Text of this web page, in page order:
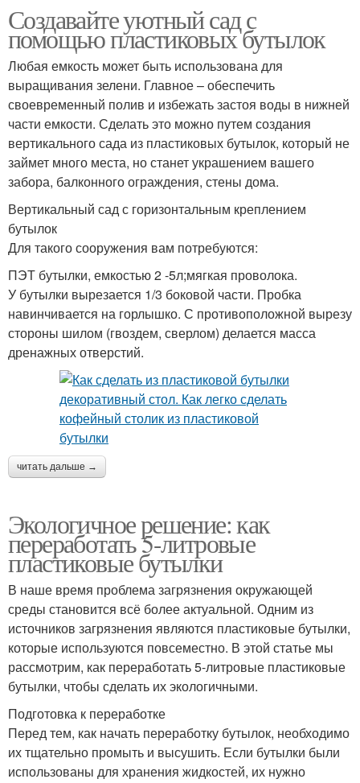
Создавайте уютный сад с
помощью пластиковых бутылок
Любая емкость может быть использована для
выращивания зелени. Главное – обеспечить
своевременный полив и избежать застоя воды в нижней
части емкости. Сделать это можно путем создания
вертикального сада из пластиковых бутылок, который не
займет много места, но станет украшением вашего
забора, балконного ограждения, стены дома.
Вертикальный сад с горизонтальным креплением
бутылок
Для такого сооружения вам потребуются:
ПЭТ бутылки, емкостью 2 -5л;мягкая проволока.
У бутылки вырезается 1/3 боковой части. Пробка
навинчивается на горлышко. С противоположной вырезу
стороны шилом (гвоздем, сверлом) делается масса
дренажных отверстий.
читать дальше →
Экологичное решение: как
переработать 5-литровые
пластиковые бутылки
В наше время проблема загрязнения окружающей
среды становится всё более актуальной. Одним из
источников загрязнения являются пластиковые бутылки,
которые используются повсеместно. В этой статье мы
рассмотрим, как переработать 5-литровые пластиковые
бутылки, чтобы сделать их экологичными.
Подготовка к переработке
Перед тем, как начать переработку бутылок, необходимо
их тщательно промыть и высушить. Если бутылки были
использованы для хранения жидкостей, их нужно